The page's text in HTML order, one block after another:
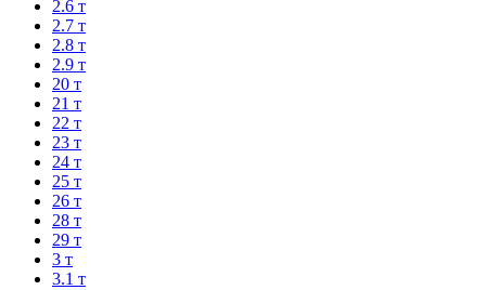
2.6 т
2.7 т
2.8 т
2.9 т
20 т
21 т
22 т
23 т
24 т
25 т
26 т
28 т
29 т
3 т
3.1 т